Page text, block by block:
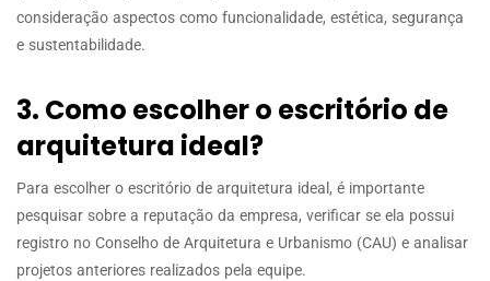
consideração aspectos como funcionalidade, estética, segurança
e sustentabilidade.
3. Como escolher o escritório de
arquitetura ideal?
Para escolher o escritório de arquitetura ideal, é importante
pesquisar sobre a reputação da empresa, verificar se ela possui
registro no Conselho de Arquitetura e Urbanismo (CAU) e analisar
projetos anteriores realizados pela equipe.